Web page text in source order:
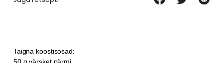
Taigna koostisosad: